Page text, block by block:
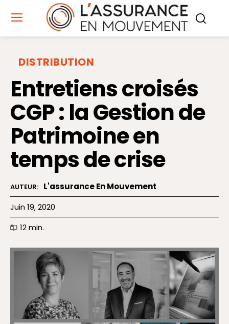
DISTRIBUTION
Entretiens croisés
CGP : la Gestion de
Patrimoine en
temps de crise
AUTEUR: L'assurance En Mouvement
Juin 19, 2020
12min.